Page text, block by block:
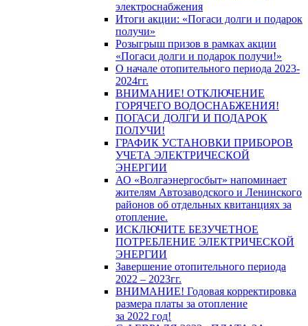
электроснабжения
Итоги акции: «Погаси долги и подарок
получи»
Розыгрыш призов в рамках акции
«Погаси долги и подарок получи!»
О начале отопительного периода 2023-
2024гг.
ВНИМАНИЕ! ОТКЛЮЧЕНИЕ
ГОРЯЧЕГО ВОДОСНАБЖЕНИЯ!
ПОГАСИ ДОЛГИ И ПОДАРОК
ПОЛУЧИ!
ГРАФИК УСТАНОВКИ ПРИБОРОВ
УЧЕТА ЭЛЕКТРИЧЕСКОЙ
ЭНЕРГИИ
АО «Волгаэнергосбыт» напоминает
жителям Автозаводского и Ленинского
районов об отдельных квитанциях за
отопление.
ИСКЛЮЧИТЕ БЕЗУЧЕТНОЕ
ПОТРЕБЛЕНИЕ ЭЛЕКТРИЧЕСКОЙ
ЭНЕРГИИ
Завершение отопительного периода
2022 – 2023гг.
ВНИМАНИЕ! Годовая корректировка
размера платы за отопление
за 2022 год!